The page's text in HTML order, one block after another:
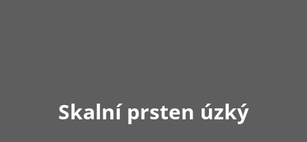
Skalní prsten úzký